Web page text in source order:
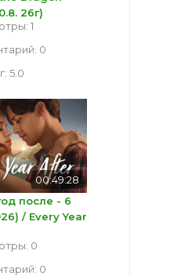
26г)
1
0
5.0
00:49:28
после - 6
/ Every Year
0
0